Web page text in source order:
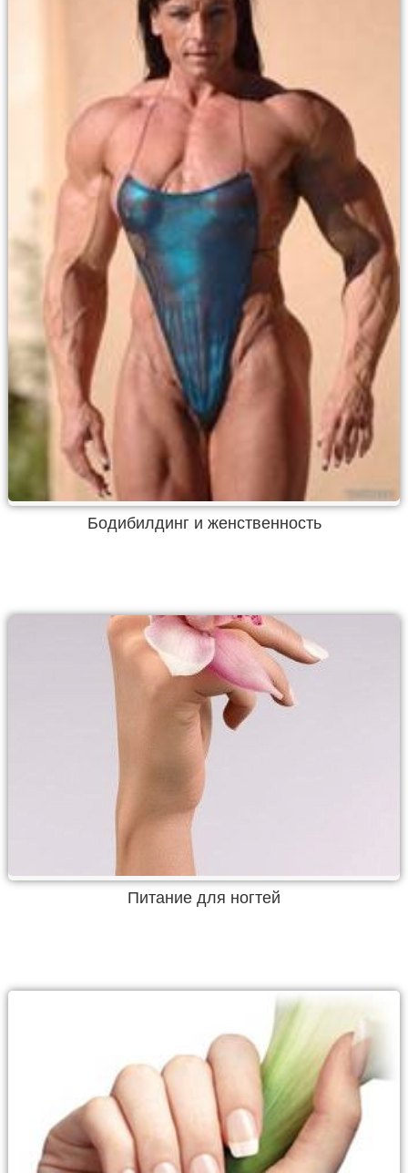
Бодибилдинг и женственность
Питание для ногтей